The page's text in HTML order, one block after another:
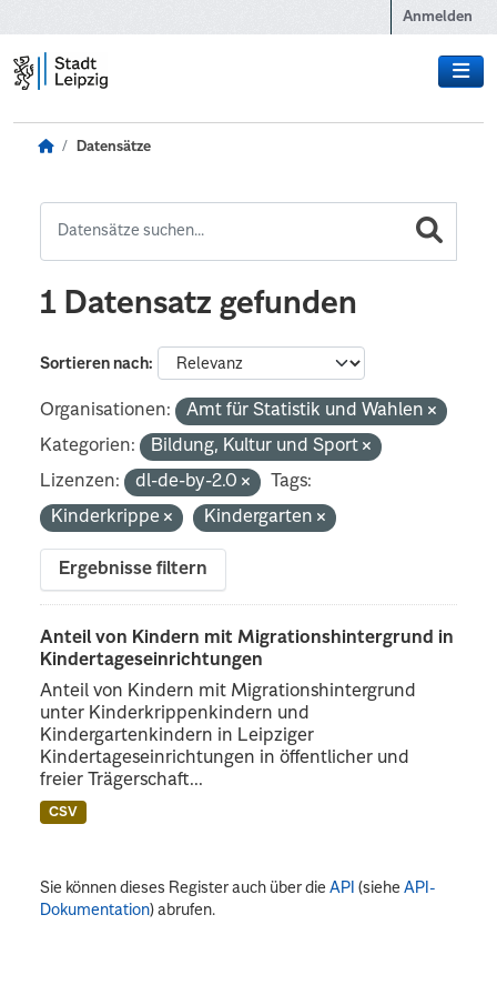
Anmelden
Datensätze
1 Datensatz gefunden
Sortieren nach
Organisationen:
Amt für Statistik und Wahlen
Kategorien:
Bildung, Kultur und Sport
Lizenzen:
dl-de-by-2.0
Tags:
Kinderkrippe
Kindergarten
Ergebnisse filtern
Anteil von Kindern mit Migrationshintergrund in
Kindertageseinrichtungen
Anteil von Kindern mit Migrationshintergrund
unter Kinderkrippenkindern und
Kindergartenkindern in Leipziger
Kindertageseinrichtungen in öffentlicher und
freier Trägerschaft...
CSV
Sie können dieses Register auch über dieAPI (sieheAPI-
Dokumentation) abrufen.